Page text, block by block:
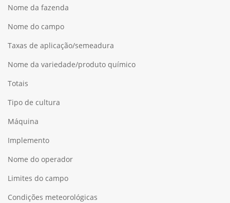
Nome da fazenda
Nome do campo
Taxas de aplicação/semeadura
Nome da variedade/produto químico
Totais
Tipo de cultura
Máquina
Implemento
Nome do operador
Limites do campo
Condições meteorológicas